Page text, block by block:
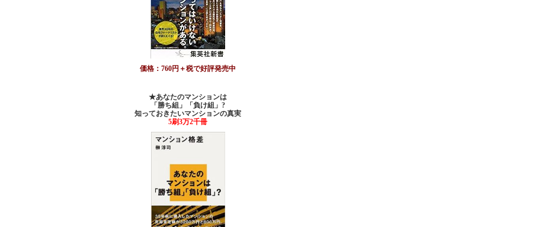
価格：760円＋税で好評発売中
★あなたのマンションは
「勝ち組」「負け組」?
知っておきたいマンションの真実
5刷3万2千冊